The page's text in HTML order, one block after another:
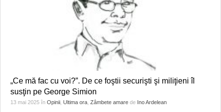
„Ce mă fac cu voi?”. De ce foştii securişti şi miliţieni îl
susţin pe George Simion
13 mai 2025 în Opinii Ultima ora Zâmbete amare de Ino Ardelean